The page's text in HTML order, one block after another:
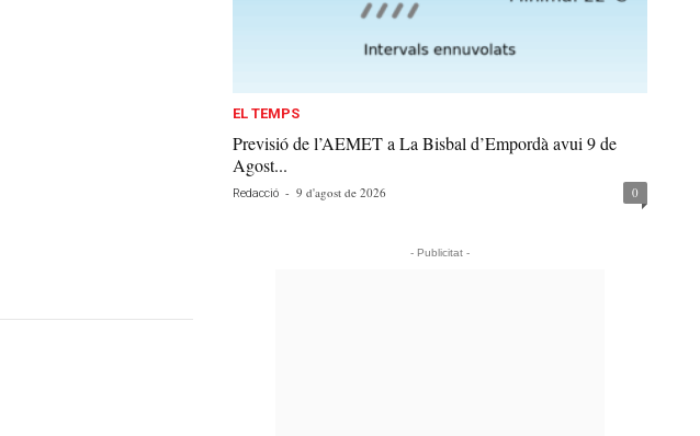
EL TEMPS
Previsió de l’AEMET a La Bisbal d’Empordà avui 9 de
Agost...
Redacció - 9 d'agost de 2026 0
- Publicitat -